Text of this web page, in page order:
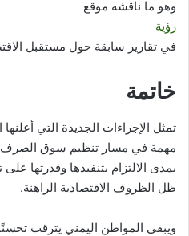
وهو ما ناقشه موقع
رؤية
في تقارير سابقة حول مستقبل
خاتمة
تمثل الإجراءات الجديدة التي
مهمة في مسار تنظيم سوق الصرف،
بمدى الالتزام بتنفيذها وقدرتها
ظل الظروف الاقتصادية الراهنة.
ويبقى المواطن اليمني يترقب